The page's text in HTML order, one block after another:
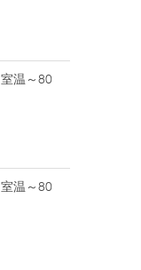
室温～80
室温～80